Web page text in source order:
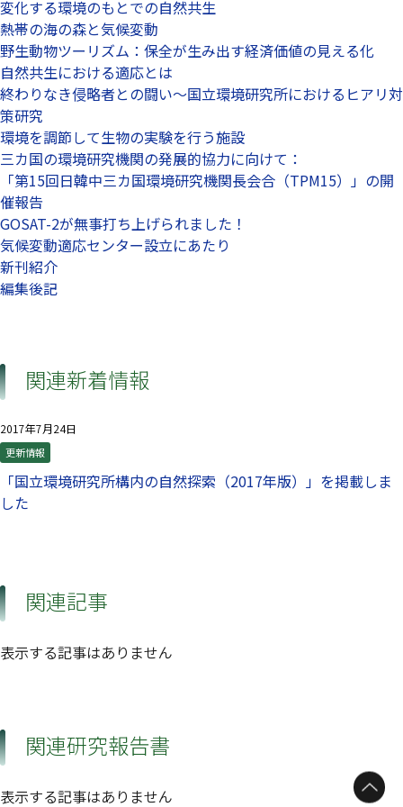
変化する環境のもとでの自然共生
熱帯の海の森と気候変動
野生動物ツーリズム：保全が生み出す経済価値の見える化
自然共生における適応とは
終わりなき侵略者との闘い～国立環境研究所におけるヒアリ対
策研究
環境を調節して生物の実験を行う施設
三カ国の環境研究機関の発展的協力に向けて：
「第15回日韓中三カ国環境研究機関長会合（TPM15）」の開
催報告
GOSAT-2が無事打ち上げられました！
気候変動適応センター設立にあたり
新刊紹介
編集後記
関連新着情報
2017年7月24日
更新情報
「国立環境研究所構内の自然探索（2017年版）」を掲載しま
した
関連記事
表示する記事はありません
関連研究報告書
表示する記事はありません